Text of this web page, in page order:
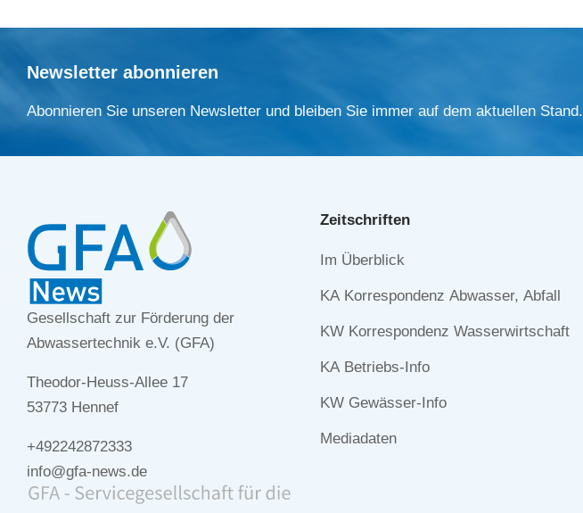
Newsletter abonnieren
Abonnieren Sie unseren Newsletter und bleiben Sie immer auf dem aktuellen Stand.
Gesellschaft zur Förderung der
Abwassertechnik e.V. (GFA)
Theodor-Heuss-Allee 17
53773 Hennef
+492242872333
info@gfa-news.de
Zeitschriften
Navigation
Im Überblick
KA Korrespondenz Abwasser, Abfall
KW Korrespondenz Wasserwirtschaft
KA Betriebs-Info
KW Gewässer-Info
Mediadaten